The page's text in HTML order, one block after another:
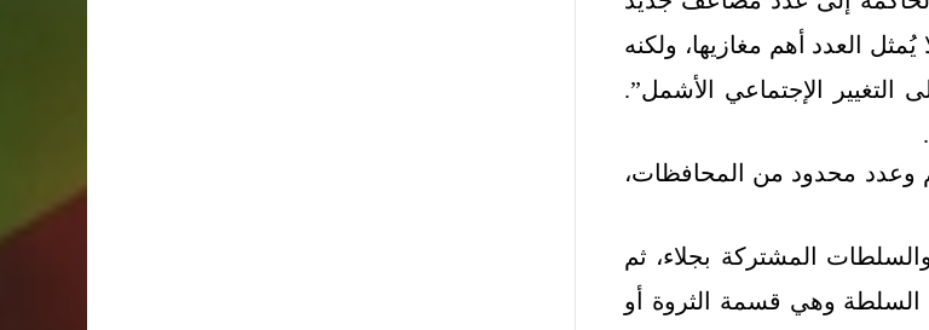
العدد أهم مغازيها، ولكنه
الإجتماعي الأشمل”.
وعدد محدود من المحافظات،
المشتركة بجلاء، ثم
السلطة وهي قسمة الثروة أو